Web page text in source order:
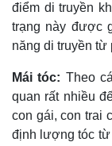
Pháp luật
Vụ án
Tin nóng
Tư vấn luật
điểm di truyền
trạng này được
năng di truyền
Mái tóc: Theo
quan rất nhiều
con gái, con trai
định lượng tóc từ